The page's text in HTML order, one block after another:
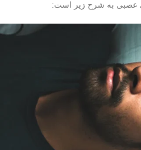
عصبی به شرح زیر است: